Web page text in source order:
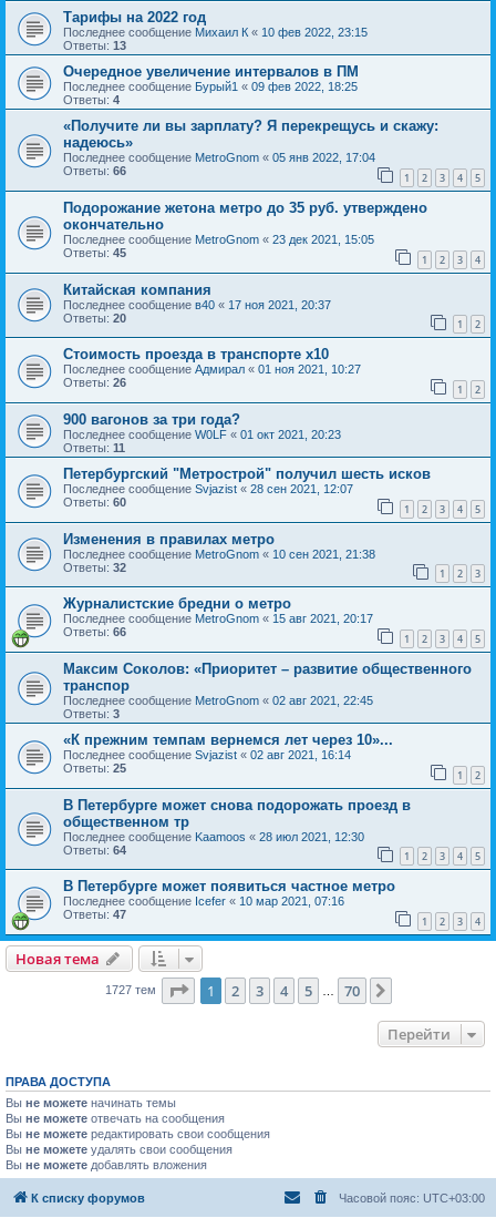
Тарифы на 2022 год
Последнее сообщение Михаил К « 10 фев 2022, 23:15
Ответы: 13
Очередное увеличение интервалов в ПМ
Последнее сообщение Бурый1 « 09 фев 2022, 18:25
Ответы: 4
«Получите ли вы зарплату? Я перекрещусь и скажу:
надеюсь»
Последнее сообщение MetroGnom « 05 янв 2022, 17:04
Ответы: 66 1 2 3 4 5
Подорожание жетона метро до 35 руб. утверждено
окончательно
Последнее сообщение MetroGnom « 23 дек 2021, 15:05
Ответы: 45 1 2 3 4
Китайская компания
Последнее сообщение в40 « 17 ноя 2021, 20:37
Ответы: 20 1 2
Стоимость проезда в транспорте х10
Последнее сообщение Адмирал « 01 ноя 2021, 10:27
Ответы: 26 1 2
900 вагонов за три года?
Последнее сообщение W0LF « 01 окт 2021, 20:23
Ответы: 11
Петербургский "Метрострой" получил шесть исков
Последнее сообщение Svjazist « 28 сен 2021, 12:07
Ответы: 60 1 2 3 4 5
Изменения в правилах метро
Последнее сообщение MetroGnom « 10 сен 2021, 21:38
Ответы: 32 1 2 3
Журналистские бредни о метро
Последнее сообщение MetroGnom « 15 авг 2021, 20:17
Ответы: 66 1 2 3 4 5
Максим Соколов: «Приоритет – развитие общественного
транспор
Последнее сообщение MetroGnom « 02 авг 2021, 22:45
Ответы: 3
«К прежним темпам вернемся лет через 10»...
Последнее сообщение Svjazist « 02 авг 2021, 16:14
Ответы: 25 1 2
В Петербурге может снова подорожать проезд в
общественном тр
Последнее сообщение Kaamoos « 28 июл 2021, 12:30
Ответы: 64 1 2 3 4 5
В Петербурге может появиться частное метро
Последнее сообщение Icefer « 10 мар 2021, 07:16
Ответы: 47 1 2 3 4
Новая тема
1727 тем Страница из 70
1 2 3 4 5 70
Перейти
ПРАВА ДОСТУПА
Вы не можете начинать темы
Вы не можете отвечать на сообщения
Вы не можете редактировать свои сообщения
Вы не можете удалять свои сообщения
Вы не можете добавлять вложения
К списку форумов Часовой пояс: UTC+03:00